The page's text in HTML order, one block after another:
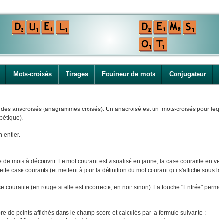
Mots-croisés Tirages Fouineur de mots Conjugateur
anacroisés (anagrammes croisés). Un anacroisé est un mots-croisés pour
entier.
mots à découvrir. Le mot courant est visualisé en jaune, la case courante en
case courants (et mettent à jour la définition du mot courant qui s'affiche sous
courante (en rouge si elle est incorrecte, en noir sinon). La touche "Entrée"
de points affichés dans le champ score et calculés par la formule suivante :